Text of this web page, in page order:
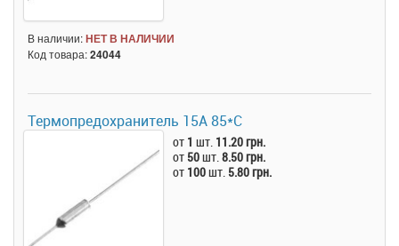
В наличии:НЕТ В НАЛИЧИИ
Код товара:24044
Термопредохранитель 15А 85*C
от 1 шт. 11.20 грн.
от 50шт.8.50 грн.
от 100шт. 5.80 грн.